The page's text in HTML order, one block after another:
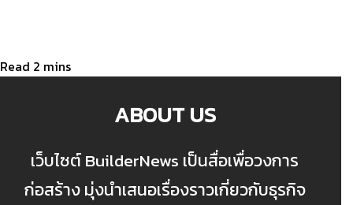
ABOUT US
เว็บไซต์ BuilderNews เป็นสื่อเพื่อวงการ
ก่อสร้าง มุ่งนำเสนอเรื่องราวเกี่ยวกับธุรกิจ